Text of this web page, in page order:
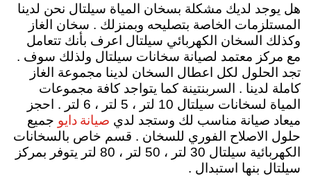
هل يوجد لديك مشكلة بسخان المياة سيلتال نحن لدينا
المستلزمات الخاصة بتصليحه وبمنزلك . سخان الغاز
وكذلك السخان الكهربائي سيلتال اعرف بأنك تتعامل
مع مركز معتمد لصيانة سخانات سيلتال ولذلك سوف .
تجد الحلول لكل اعطال السخان لدينا مجموعة الغاز
كاملة لدينا . السربنتينة كما يتواجد كافة مجموعات
المياة لسخانات سيلتال 10 لتر ، 5 لتر ، 6 لتر . احجز
ميعاد صيانة مناسب لك وستجد لدي صيانة دايو جميع
حلول الاصلاح الفوري للسخان . قسم خاص بالسخانات
الكهربائية سيلتال 30 لتر ، 50 لتر ، 80 لتر يتوفر بمركز
سيلتال بنها استبدال .